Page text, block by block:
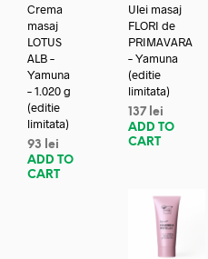
Crema
masaj
LOTUS
ALB –
Yamuna
– 1.020 g
(editie
limitata)
93
lei
ADD TO
CART
Ulei masaj
FLORI de
PRIMAVARA
– Yamuna
(editie
limitata)
137 lei
ADD TO
CART